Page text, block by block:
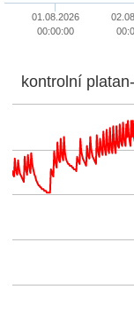
01.08.2026
00:00:00
kontrolní